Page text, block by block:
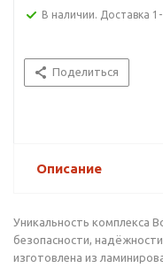
В наличии. Доставка
Поделиться
Описание
Уникальность комплекса
безопасности,
изготовлена из